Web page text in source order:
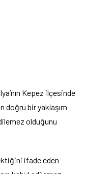
Kepez ilçesinde
doğru bir yaklaşım
olduğunu
ifade eden